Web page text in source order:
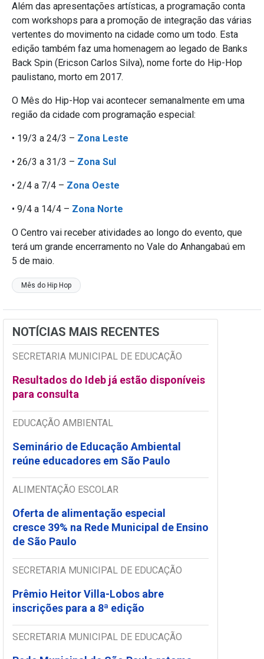
Além das apresentações artísticas, a programação conta
com workshops para a promoção de integração das várias
vertentes do movimento na cidade como um todo. Esta
edição também faz uma homenagem ao legado de Banks
Back Spin (Ericson Carlos Silva), nome forte do Hip-Hop
paulistano, morto em 2017.
O Mês do Hip-Hop vai acontecer semanalmente em uma
região da cidade com programação especial:
• 19/3 a 24/3 – Zona Leste
• 26/3 a 31/3 – Zona Sul
• 2/4 a 7/4 – Zona Oeste
• 9/4 a 14/4 – Zona Norte
O Centro vai receber atividades ao longo do evento, que
terá um grande encerramento no Vale do Anhangabaú em
5 de maio.
Mês do Hip Hop
NOTÍCIAS MAIS RECENTES
SECRETARIA MUNICIPAL DE EDUCAÇÃO
Resultados do Ideb já estão disponíveis
para consulta
EDUCAÇÃO AMBIENTAL
Seminário de Educação Ambiental
reúne educadores em São Paulo
ALIMENTAÇÃO ESCOLAR
Oferta de alimentação especial
cresce 39% na Rede Municipal de Ensino
de São Paulo
SECRETARIA MUNICIPAL DE EDUCAÇÃO
Prêmio Heitor Villa-Lobos abre
inscrições para a 8ª edição
SECRETARIA MUNICIPAL DE EDUCAÇÃO